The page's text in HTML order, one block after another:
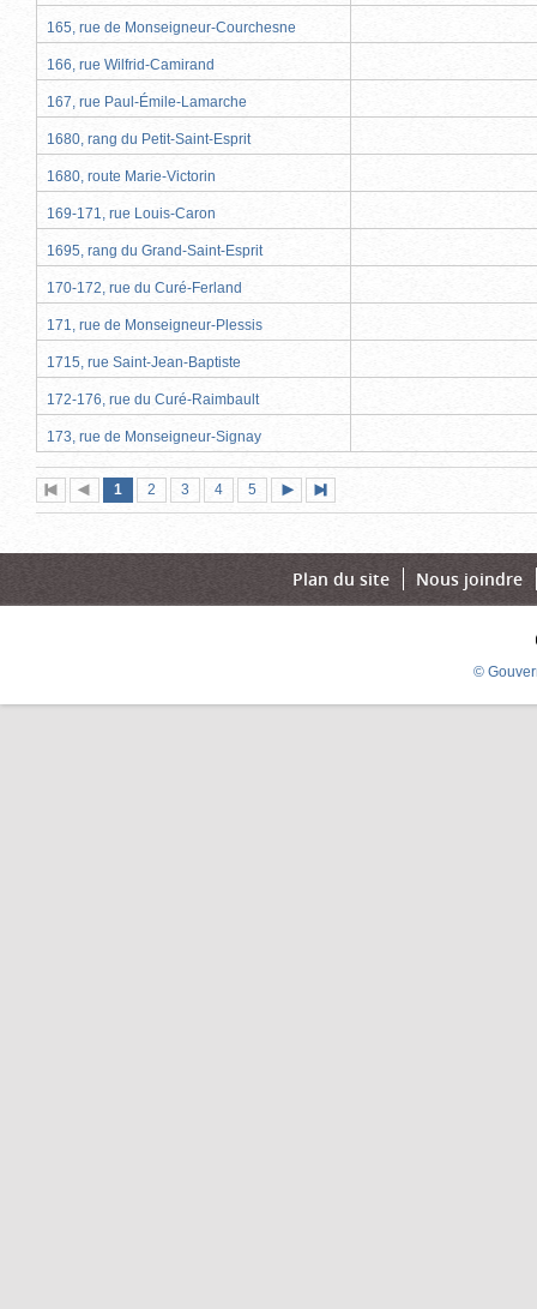
165, rue de Monseigneur-Courchesne
166, rue Wilfrid-Camirand
167, rue Paul-Émile-Lamarche
1680, rang du Petit-Saint-Esprit
1680, route Marie-Victorin
169-171, rue Louis-Caron
1695, rang du Grand-Saint-Esprit
170-172, rue du Curé-Ferland
171, rue de Monseigneur-Plessis
1715, rue Saint-Jean-Baptiste
172-176, rue du Curé-Raimbault
173, rue de Monseigneur-Signay
Première
page
Page
précédente
Page
1 (page
actuelle)
Page
2 Page
3 Page
4 Page
5
suivante
page
Plan du site Nous joindre
©